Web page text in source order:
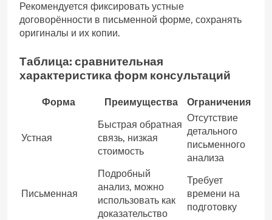
Рекомендуется фиксировать устные
договорённости в письменной форме, сохранять
оригиналы и их копии.
Таблица: сравнительная
характеристика форм консультаций
Форма Преимущества Ограничения
Устная
Быстрая обратная
связь, низкая
стоимость
Отсутствие
детального
письменного
анализа
Письменная
Подробный
анализ, можно
использовать как
доказательство
Требует
времени на
подготовку